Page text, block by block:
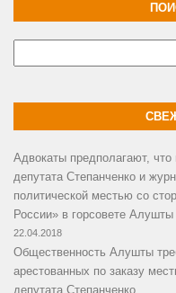
Адвокаты предполагают, что
депутата Степанченко и
политической местью со
России» в горсовете
22.04.2018
Общественность Алушты
арестованных по заказу
депутата Степанченко